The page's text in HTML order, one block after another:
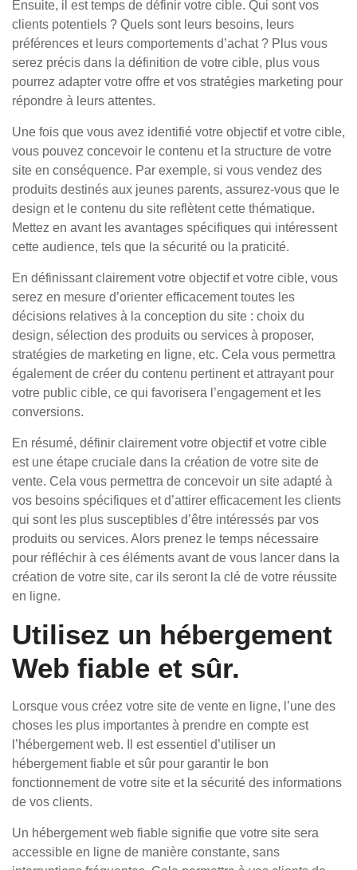
Ensuite, il est temps de définir votre cible. Qui sont vos
clients potentiels ? Quels sont leurs besoins, leurs
préférences et leurs comportements d’achat ? Plus vous
serez précis dans la définition de votre cible, plus vous
pourrez adapter votre offre et vos stratégies marketing pour
répondre à leurs attentes.
Une fois que vous avez identifié votre objectif et votre cible,
vous pouvez concevoir le contenu et la structure de votre
site en conséquence. Par exemple, si vous vendez des
produits destinés aux jeunes parents, assurez-vous que le
design et le contenu du site reflètent cette thématique.
Mettez en avant les avantages spécifiques qui intéressent
cette audience, tels que la sécurité ou la praticité.
En définissant clairement votre objectif et votre cible, vous
serez en mesure d’orienter efficacement toutes les
décisions relatives à la conception du site : choix du
design, sélection des produits ou services à proposer,
stratégies de marketing en ligne, etc. Cela vous permettra
également de créer du contenu pertinent et attrayant pour
votre public cible, ce qui favorisera l’engagement et les
conversions.
En résumé, définir clairement votre objectif et votre cible
est une étape cruciale dans la création de votre site de
vente. Cela vous permettra de concevoir un site adapté à
vos besoins spécifiques et d’attirer efficacement les clients
qui sont les plus susceptibles d’être intéressés par vos
produits ou services. Alors prenez le temps nécessaire
pour réfléchir à ces éléments avant de vous lancer dans la
création de votre site, car ils seront la clé de votre réussite
en ligne.
Utilisez un hébergement
Web fiable et sûr.
Lorsque vous créez votre site de vente en ligne, l’une des
choses les plus importantes à prendre en compte est
l’hébergement web. Il est essentiel d’utiliser un
hébergement fiable et sûr pour garantir le bon
fonctionnement de votre site et la sécurité des informations
de vos clients.
Un hébergement web fiable signifie que votre site sera
accessible en ligne de manière constante, sans